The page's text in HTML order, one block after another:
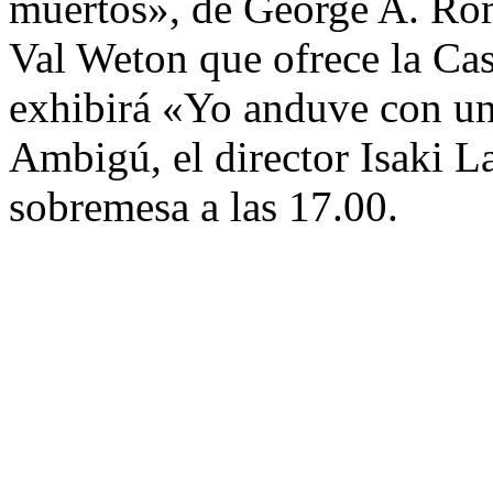
Val Weton que ofrece la
exhibirá «Yo anduve con
Ambigú, el director Isaki
sobremesa a las 17.00.